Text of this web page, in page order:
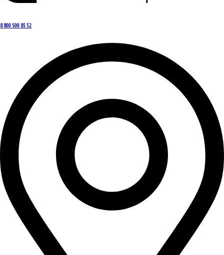
8 800 500 85 52